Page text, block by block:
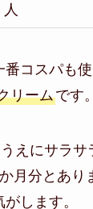
人
番コスパも
リームです。
えにサラ
月分とあり
します。